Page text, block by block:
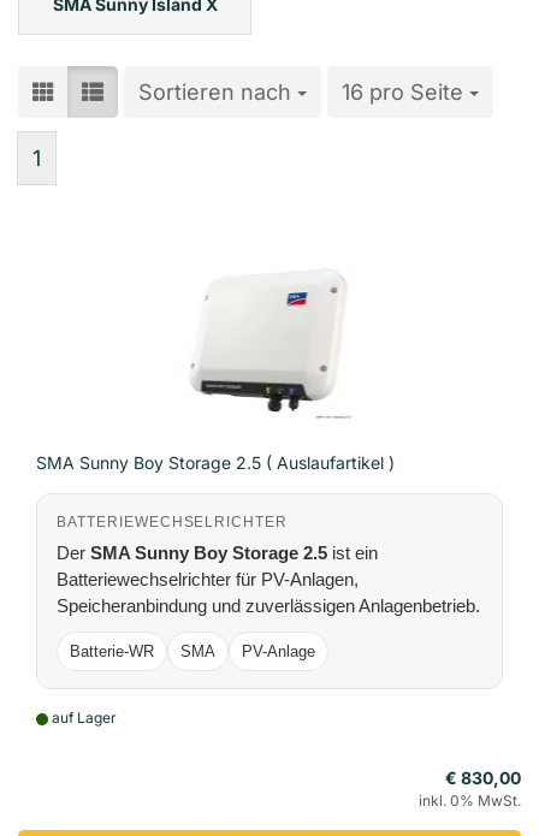
Sortieren nach
Sortieren nach 16 pro Seite
pro Seite
1
SMA Sunny Boy Storage 2.5 ( Auslaufartikel )
BATTERIEWECHSELRICHTER
Der SMA Sunny Boy Storage 2.5 ist ein
Batteriewechselrichter für PV-Anlagen,
Speicheranbindung und zuverlässigen Anlagenbetrieb.
Batterie-WR SMA PV-Anlage
auf Lager
€ 830,00
inkl. 0% MwSt.